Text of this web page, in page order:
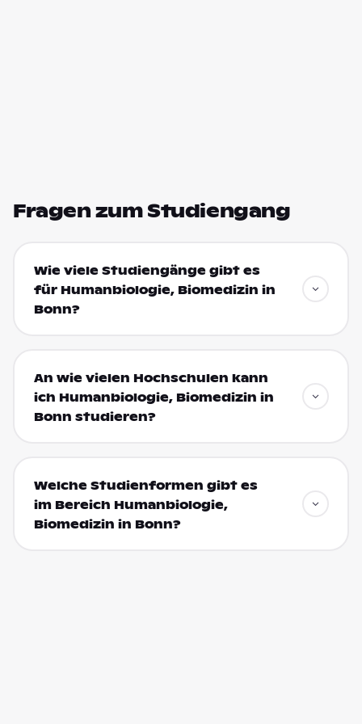
Fragen zum Studiengang
Wie viele Studiengänge gibt es
für Humanbiologie, Biomedizin in
Bonn?
An wie vielen Hochschulen kann
ich Humanbiologie, Biomedizin in
Bonn studieren?
Welche Studienformen gibt es
im Bereich Humanbiologie,
Biomedizin in Bonn?